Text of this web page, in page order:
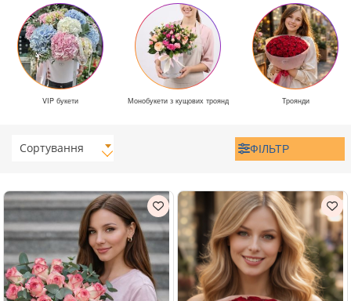
VIP букети Монобукети з кущових троянд Троянди
Сортування ФІЛЬТР